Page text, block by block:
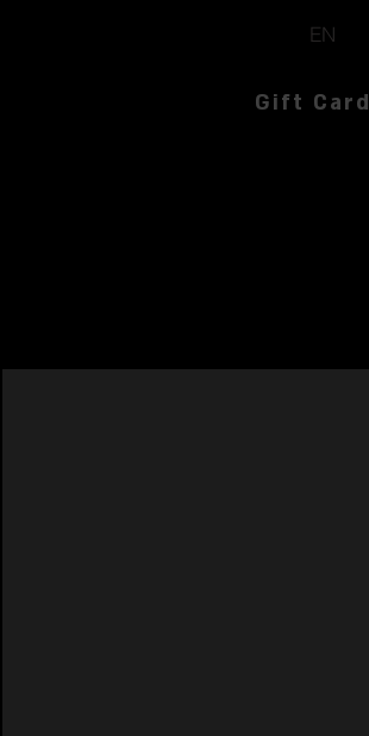
EN
Gift Card